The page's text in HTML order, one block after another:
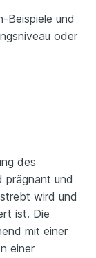
Beispiele und
oder
des
prägnant und
wird und
ist. Die
mit einer
einer